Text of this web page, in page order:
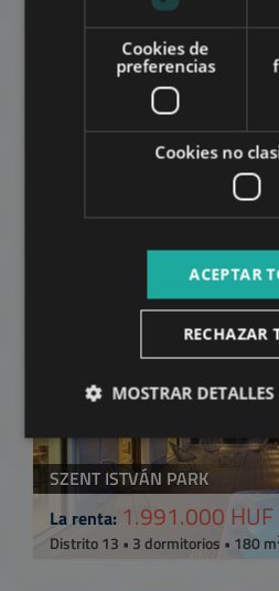
VÁCI ÚT ÜZLETHELYISÉG
300.000 HUF
Distrito 13 • 1 dormitorios • 27 m
SZENT ISTVÁN PARK
La renta: 1.991.000 HUF
Distrito 13 • 3 dormitorios • 180 m
Cookies de
preferencias
Cookies no
ACEPTAR
RECHAZAR
MOSTRAR DETALLES